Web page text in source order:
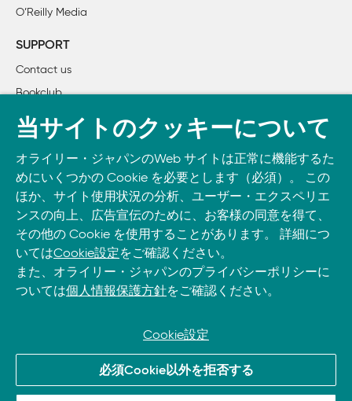
	19.　リンク時のシンボルの衝突に注意する
3章　GNUプログラミングHack
	22.　GCCのGNU拡張入門
	23.　GCCでインラインアセンブラを使う
	24.　GCCのビルトイン関数による最適化を活用する
	25.　glibcを使わないでHello Worldを書く
	26.　TLS（スレッドローカルストレージ）を使う
	27.　glibcでロードするライブラリをシステムに応じて切り替える
	28.　リンクされているライブラリによってプログラムの動作を変える
	29.　ライブラリの外に公開するシンボルを制限する
	30.　ライブラリの外に公開するシンボルにバージョンをつけて動作を制御する
	31.　main()の前に関数を呼ぶ
	34.　ヒープ上に置いたコードを実行する
	36.　C++でsynchronized methodを書く
O’Reilly Media
SUPPORT
Contact us
Bookclub
書籍注文
Take O’Reilly with you and learn anywhere, anytime on your
phone
and tablet.
© 2026, O’Reilly Japan, Inc. oreilly.co.jpに掲載されているすべて
のトレードマークおよび登録商標は、それぞれの所有者に帰属し
当サイトのクッキーについて
オライリー・ジャパンのWeb サイトは正常に機能するた
めにいくつかの Cookie を必要とします（必須）。 この
ほか、サイト使用状況の分析、ユーザー・エクスペリエ
ンスの向上、広告宣伝のために、お客様の同意を得て、
その他の Cookie を使用することがあります。 詳細につ
いてはCookie設定をご確認ください。
また、オライリー・ジャパンのプライバシーポリシーに
ついては個人情報保護方針をご確認ください。
Cookie設定
必須Cookie以外を拒否する